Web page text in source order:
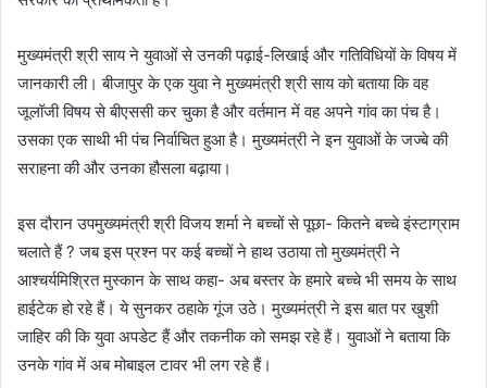
मुख्यमंत्री श्री साय ने युवाओं से उनकी पढ़ाई-लिखाई और गतिविधियों के विषय में
जानकारी ली। बीजापुर के एक युवा ने मुख्यमंत्री श्री साय को बताया कि वह
जूलॉजी विषय से बीएससी कर चुका है और वर्तमान में वह अपने गांव का पंच है।
उसका एक साथी भी पंच निर्वाचित हुआ है। मुख्यमंत्री ने इन युवाओं के जज्बे की
सराहना की और उनका हौसला बढ़ाया।
इस दौरान उपमुख्यमंत्री श्री विजय शर्मा ने बच्चों से पूछा- कितने बच्चे इंस्टाग्राम
चलाते हैं ? जब इस प्रश्न पर कई बच्चों ने हाथ उठाया तो मुख्यमंत्री ने
आश्चर्यमिश्रित मुस्कान के साथ कहा- अब बस्तर के हमारे बच्चे भी समय के साथ
हाईटेक हो रहे हैं। ये सुनकर ठहाके गूंज उठे। मुख्यमंत्री ने इस बात पर खुशी
जाहिर की कि युवा अपडेट हैं और तकनीक को समझ रहे हैं। युवाओं ने बताया कि
उनके गांव में अब मोबाइल टावर भी लग रहे हैं।